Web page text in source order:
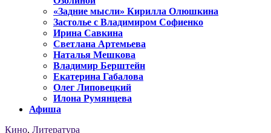
«Задние мысли» Кирилла Олюшкина
Застолье с Владимиром Софиенко
Ирина Савкина
Светлана Артемьева
Наталья Мешкова
Владимир Берштейн
Екатерина Габалова
Олег Липовецкий
Илона Румянцева
Афиша
Кино, Литература